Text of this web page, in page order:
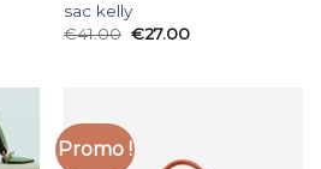
sac kelly
€41.00 €27.00
Promo !